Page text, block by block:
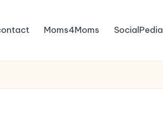
Moms4Moms SocialPedia